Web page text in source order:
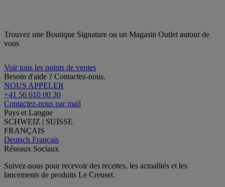
Trouvez une Boutique Signature ou un Magasin Outlet autour de
vous
Voir tous les points de ventes
Besoin d'aide ? Contactez-nous.
NOUS APPELER
+41 56 610 00 30
Contactez-nous par mail
Pays et Langue
SCHWEIZ | SUISSE
FRANÇAIS
Deutsch Français
Réseaux Sociaux
Suivez-nous pour recevoir des recettes, les actualités et les
lancements de produits Le Creuset.